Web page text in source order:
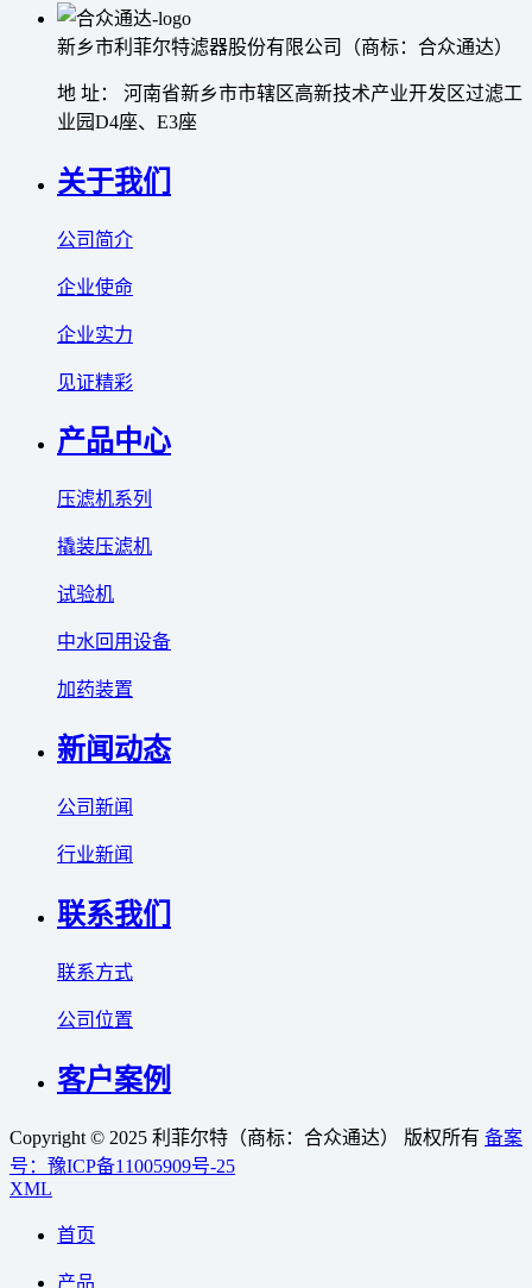
新乡市利菲尔特滤器股份有限公司（商标：合众通达）
地 址： 河南省新乡市市辖区高新技术产业开发区过滤工
业园D4座、E3座
关于我们
公司简介
企业使命
企业实力
见证精彩
产品中心
压滤机系列
撬装压滤机
试验机
中水回用设备
加药装置
新闻动态
公司新闻
行业新闻
联系我们
联系方式
公司位置
客户案例
Copyright © 2025 利菲尔特（商标：合众通达） 版权所有 备案
号：豫ICP备11005909号-25
XML
首页
产品